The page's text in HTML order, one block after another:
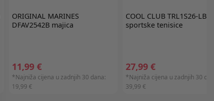
ORIGINAL MARINES
DFAV2542B majica
11,99 €
*Najniža cijena u zadnjih 30 dana:
19,99 €
COOL CLUBTRL1S26-
sportske tenisice
27,99 €
*Najniža cijena u zadnjih 30
39,99 €